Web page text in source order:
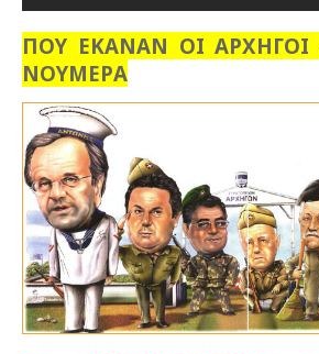
ΠΟΥ ΕΚΑΝΑΝ ΟΙ ΑΡΧΗΓΟΙ
ΝΟΥΜΕΡΑ